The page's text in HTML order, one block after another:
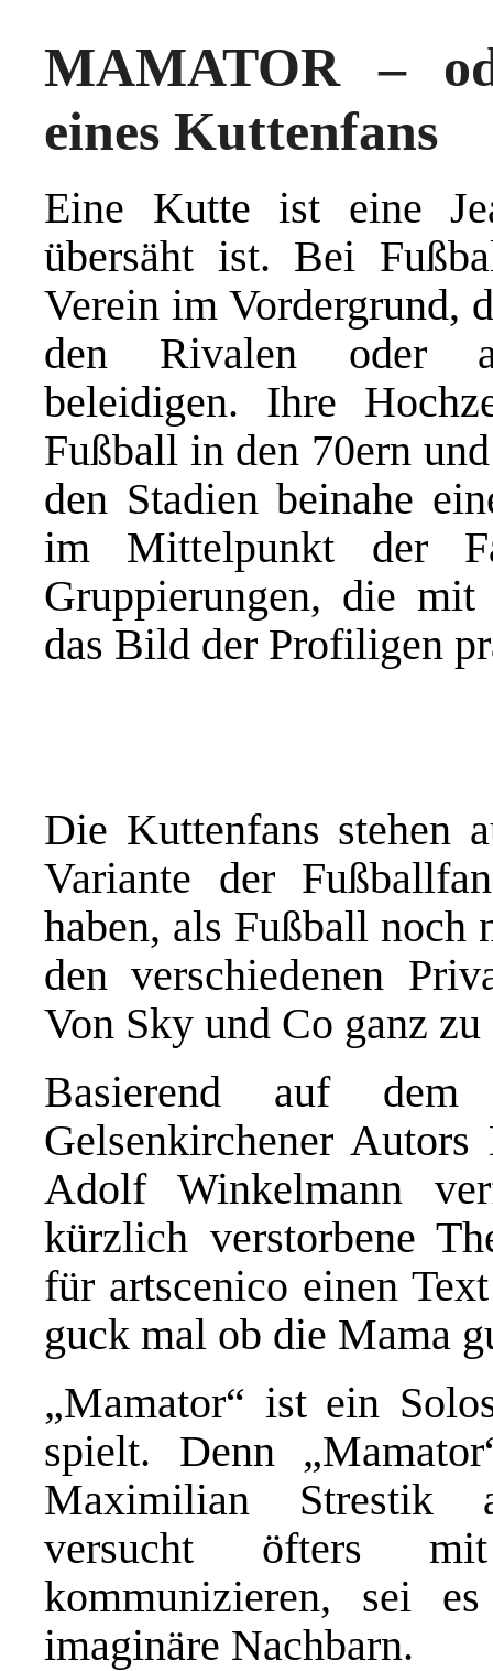
MAMATOR –
eines Kuttenfans
Eine Kutte ist eine
übersäht ist. Bei
Verein im Vordergrund,
den Rivalen oder
beleidigen. Ihre
Fußball in den 70ern
den Stadien beinahe
im Mittelpunkt der
Gruppierungen, die mit
das Bild der Profiligen
Die Kuttenfans stehen
Variante der
haben, als Fußball
den verschiedenen
Von Sky und Co ganz
Basierend auf dem
Gelsenkirchener
Adolf Winkelmann
kürzlich verstorbene
für artscenico einen
guck mal ob die Mama
„Mamator“ ist ein
spielt. Denn
Maximilian Strestik
versucht öfters
kommunizieren, sei
imaginäre Nachbarn.